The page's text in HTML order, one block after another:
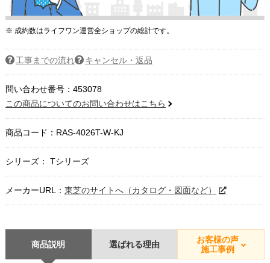
※ 成約数はライフワン運営全ショップの総計です。
工事までの流れ キャンセル・返品
問い合わせ番号：453078
この商品についてのお問い合わせはこちら
商品コード： RAS-4026T-W-KJ
シリーズ： Tシリーズ
メーカーURL： 東芝のサイトへ（カタログ・図面など）
商品説明 選ばれる理由
お客様の声
施工事例